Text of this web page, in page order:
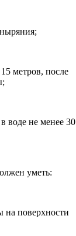
метров, после
воде не менее 30
уметь:
на поверхности